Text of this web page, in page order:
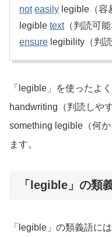
not easily legible（容
legible text（判読可能
ensure legibility（判
「legible」を使ったよ
handwriting（判読しや
something legible（何
ます。
「legible」の類
「legible」の類義語に